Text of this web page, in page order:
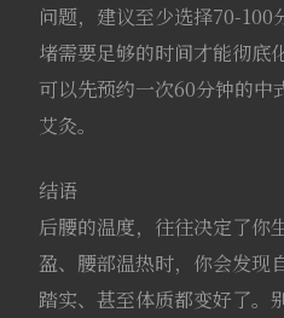
问题，建议至少选择70-100
堵需要足够的时间才能彻底
可以先预约一次60分钟的中
艾灸。
结语
后腰的温度，往往决定了
盈、腰部温热时，你会发现
踏实、甚至体质都变好了。